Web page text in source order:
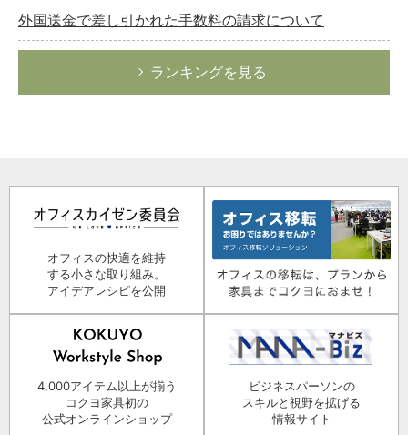
外国送金で差し引かれた手数料の請求について
ランキングを見る
オフィスの快適を維持
する小さな取り組み。
アイデアレシピを公開
4,000アイテム以上が揃う
コクヨ家具初の
公式オンラインショップ
ビジネスパーソンの
スキルと視野を拡げる
情報サイト